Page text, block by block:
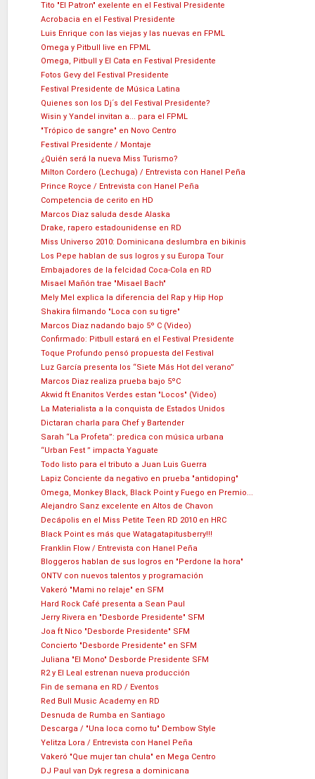
Tito "El Patron" exelente en el Festival Presidente
Acrobacia en el Festival Presidente
Luis Enrique con las viejas y las nuevas en FPML
Omega y Pitbull live en FPML
Omega, Pitbull y El Cata en Festival Presidente
Fotos Gevy del Festival Presidente
Festival Presidente de Música Latina
Quienes son los Dj´s del Festival Presidente?
Wisin y Yandel invitan a... para el FPML
"Trópico de sangre" en Novo Centro
Festival Presidente / Montaje
¿Quién será la nueva Miss Turismo?
Milton Cordero (Lechuga) / Entrevista con Hanel Peña
Prince Royce / Entrevista con Hanel Peña
Competencia de cerito en HD
Marcos Diaz saluda desde Alaska
Drake, rapero estadounidense en RD
Miss Universo 2010: Dominicana deslumbra en bikinis
Los Pepe hablan de sus logros y su Europa Tour
Embajadores de la felcidad Coca-Cola en RD
Misael Mañón trae "Misael Bach"
Mely Mel explica la diferencia del Rap y Hip Hop
Shakira filmando "Loca con su tigre"
Marcos Diaz nadando bajo 5º C (Video)
Confirmado: Pitbull estará en el Festival Presidente
Toque Profundo pensó propuesta del Festival
Luz García presenta los “Siete Más Hot del verano”
Marcos Diaz realiza prueba bajo 5ºC
Akwid ft Enanitos Verdes estan "Locos" (Video)
La Materialista a la conquista de Estados Unidos
Dictaran charla para Chef y Bartender
Sarah “La Profeta”: predica con música urbana
“Urban Fest ” impacta Yaguate
Todo listo para el tributo a Juan Luis Guerra
Lapiz Conciente da negativo en prueba "antidoping"
Omega, Monkey Black, Black Point y Fuego en Premio...
Alejandro Sanz excelente en Altos de Chavon
Decápolis en el Miss Petite Teen RD 2010 en HRC
Black Point es más que Watagatapitusberry!!!
Franklin Flow / Entrevista con Hanel Peña
Bloggeros hablan de sus logros en "Perdone la hora"
ONTV con nuevos talentos y programación
Vakeró "Mami no relaje" en SFM
Hard Rock Café presenta a Sean Paul
Jerry Rivera en "Desborde Presidente" SFM
Joa ft Nico "Desborde Presidente" SFM
Concierto "Desborde Presidente" en SFM
Juliana "El Mono" Desborde Presidente SFM
R2 y El Leal estrenan nueva producción
Fin de semana en RD / Eventos
Red Bull Music Academy en RD
Desnuda de Rumba en Santiago
Descarga / "Una loca como tu" Dembow Style
Yelitza Lora / Entrevista con Hanel Peña
Vakeró "Que mujer tan chula" en Mega Centro
DJ Paul van Dyk regresa a dominicana